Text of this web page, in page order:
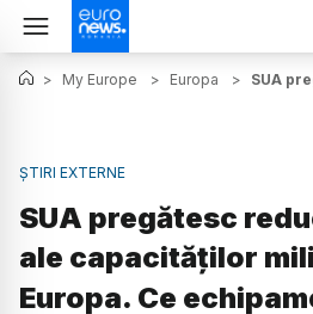
> My Europe > Europa > SUA
ȘTIRI EXTERNE
SUA pregătesc
ale capacităților
Europa. Ce